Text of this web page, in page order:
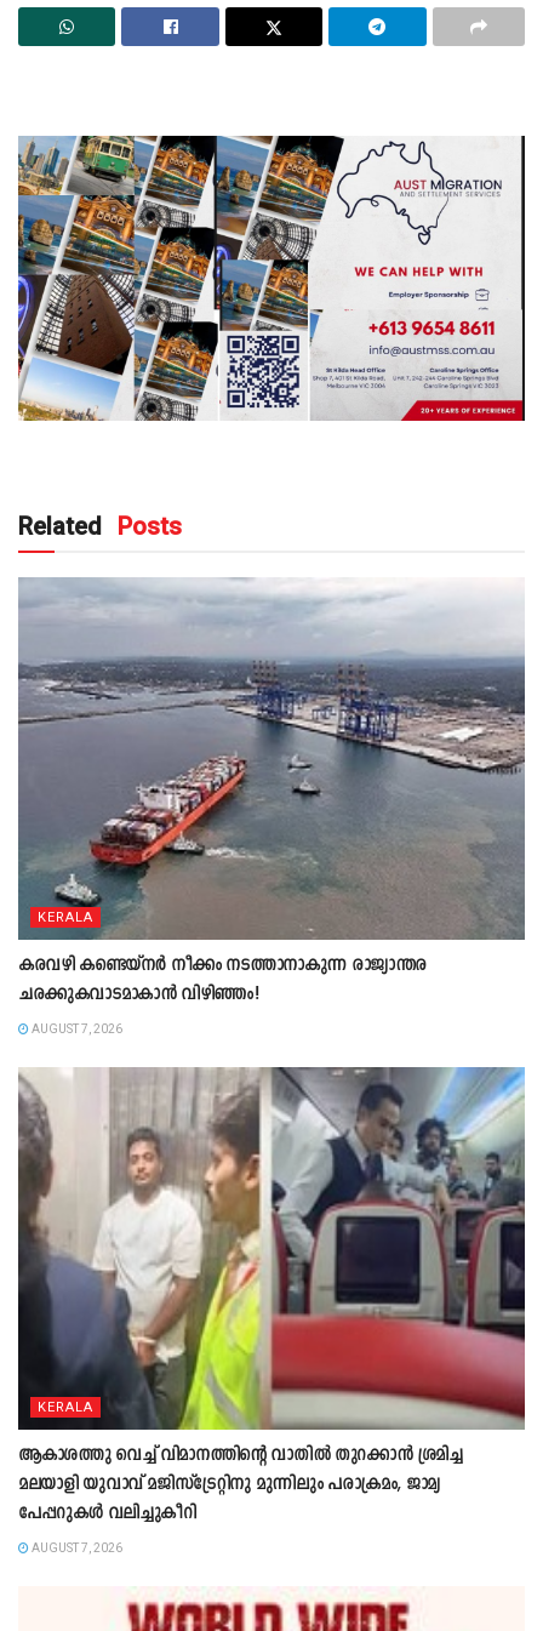
Related Posts
KERALA
കരവഴി കണ്ടെയ്നർ നീക്കം നടത്താനാകുന്ന രാജ്യാന്തര
ചരക്കുകവാടമാകാൻ വിഴിഞ്ഞം!
AUGUST 7, 2026
KERALA
ആകാശത്തു വെച്ച് വിമാനത്തിന്റെ വാതില്‍ തുറക്കാന്‍ ശ്രമിച്ച
മലയാളി യുവാവ് മജിസ്ട്രേറ്റിനു മുന്നിലും പരാക്രമം, ജാമ്യ
പേപ്പറുകൾ വലിച്ചുകീറി
AUGUST 7, 2026